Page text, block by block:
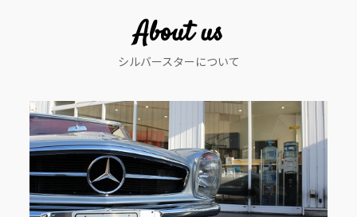
ン
About us
シルバースターについて